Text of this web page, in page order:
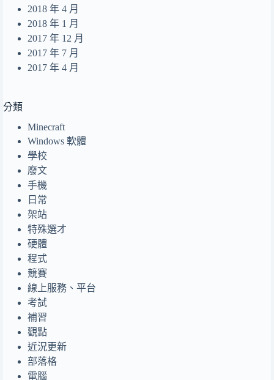
2018 年 4 月
2018 年 1 月
2017 年 12 月
2017 年 7 月
2017 年 4 月
分類
Minecraft
Windows 軟體
學校
廢文
手機
日常
架站
特殊選才
硬體
程式
競賽
線上服務、平台
考試
補習
觀點
近況更新
部落格
電腦